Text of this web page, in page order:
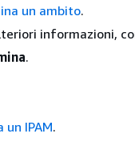
un ambito.
informazioni,
.
un IPAM.